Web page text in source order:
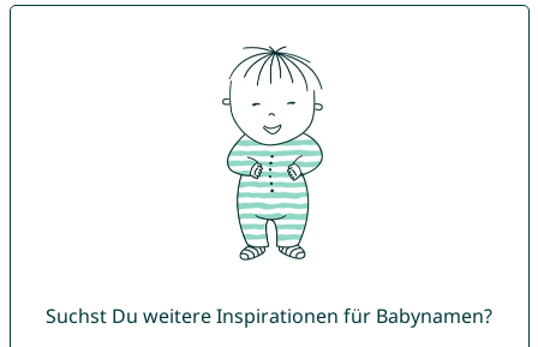
Suchst Du weitere Inspirationen für Babynamen?